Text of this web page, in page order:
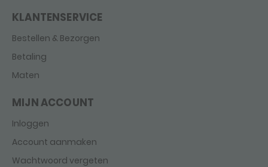
KLANTENSERVICE
Bestellen & Bezorgen
Betaling
Maten
MIJN ACCOUNT
Inloggen
Account aanmaken
Wachtwoord vergeten